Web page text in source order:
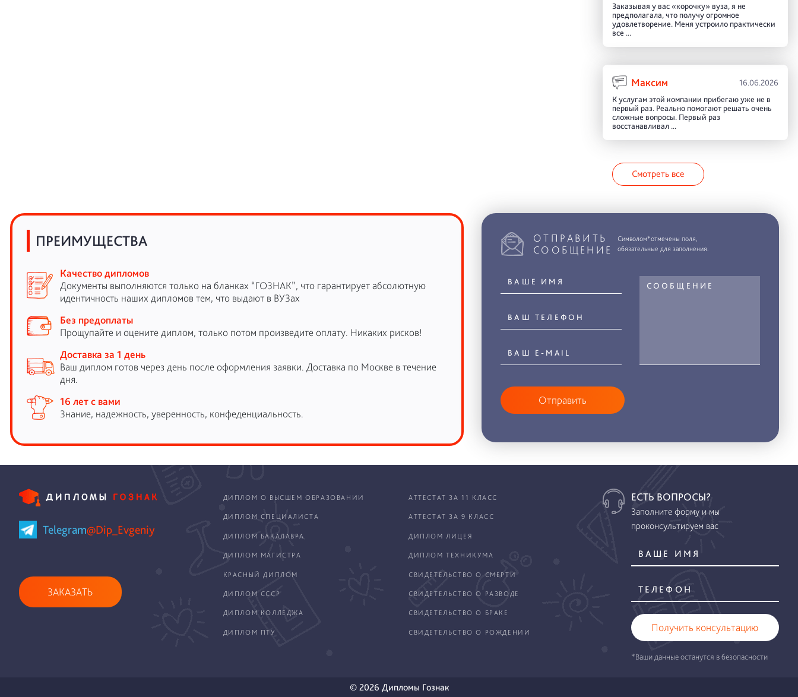
Заказывая у вас «корочку» вуза, я не
предполагала, что получу огромное
удовлетворение. Меня устроило практически
все ...
Максим 16.06.2026
К услугам этой компании прибегаю уже не в
первый раз. Реально помогают решать очень
сложные вопросы. Первый раз
восстанавливал ...
Смотреть все
ПРЕИМУЩЕСТВА
Качество дипломов
Документы выполняются только на бланках “ГОЗНАК”, что гарантирует абсолютную
идентичность наших дипломов тем, что выдают в ВУЗах
Без предоплаты
Прощупайте и оцените диплом, только потом произведите оплату. Никаких рисков!
Доставка за 1 день
Ваш диплом готов через день после оформления заявки. Доставка по Москве в течение
дня.
16 лет с вами
Знание, надежность, уверенность, конфеденциальность.
ОТПРАВИТЬ
СООБЩЕНИЕ
Символом*отмечены поля,
обязательные для заполнения.
Отправить
Telegram@Dip_Evgeniy
ЗАКАЗАТЬ
ДИПЛОМ О ВЫСШЕМ ОБРАЗОВАНИИ АТТЕСТАТ ЗА 11 КЛАСС
ДИПЛОМ СПЕЦИАЛИСТА АТТЕСТАТ ЗА 9 КЛАСС
ДИПЛОМ БАКАЛАВРА ДИПЛОМ ЛИЦЕЯ
ДИПЛОМ МАГИСТРА ДИПЛОМ ТЕХНИКУМА
КРАСНЫЙ ДИПЛОМ СВИДЕТЕЛЬСТВО О СМЕРТИ
ДИПЛОМ СССР СВИДЕТЕЛЬСТВО О РАЗВОДЕ
ДИПЛОМ КОЛЛЕДЖА СВИДЕТЕЛЬСТВО О БРАКЕ
ДИПЛОМ ПТУ СВИДЕТЕЛЬСТВО О РОЖДЕНИИ
ЕСТЬ ВОПРОСЫ?
Заполните форму и мы
проконсультируем вас
Получить консультацию
*Ваши данные останутся в безопасности
© 2026 Дипломы Гознак